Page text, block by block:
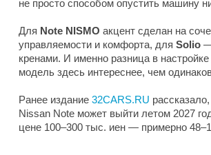
не просто способом опустить машину
Для Note NISMO акцент сделан на
управляемости и комфорта, для Solio
кренами. И именно разница в
модель здесь интереснее, чем
Ранее издание 32CARS.RU
Nissan Note может выйти летом 2027
цене 100–300 тыс. иен — примерно